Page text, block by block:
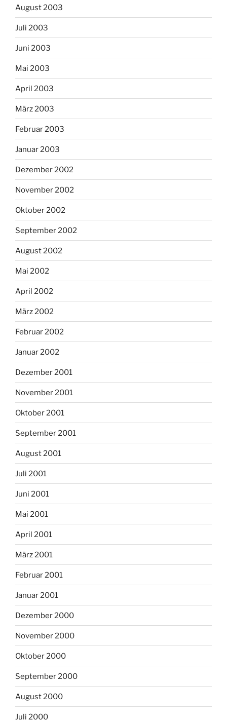
August 2003
Juli 2003
Juni 2003
Mai 2003
April 2003
März 2003
Februar 2003
Januar 2003
Dezember 2002
November 2002
Oktober 2002
September 2002
August 2002
Mai 2002
April 2002
März 2002
Februar 2002
Januar 2002
Dezember 2001
November 2001
Oktober 2001
September 2001
August 2001
Juli 2001
Juni 2001
Mai 2001
April 2001
März 2001
Februar 2001
Januar 2001
Dezember 2000
November 2000
Oktober 2000
September 2000
August 2000
Juli 2000